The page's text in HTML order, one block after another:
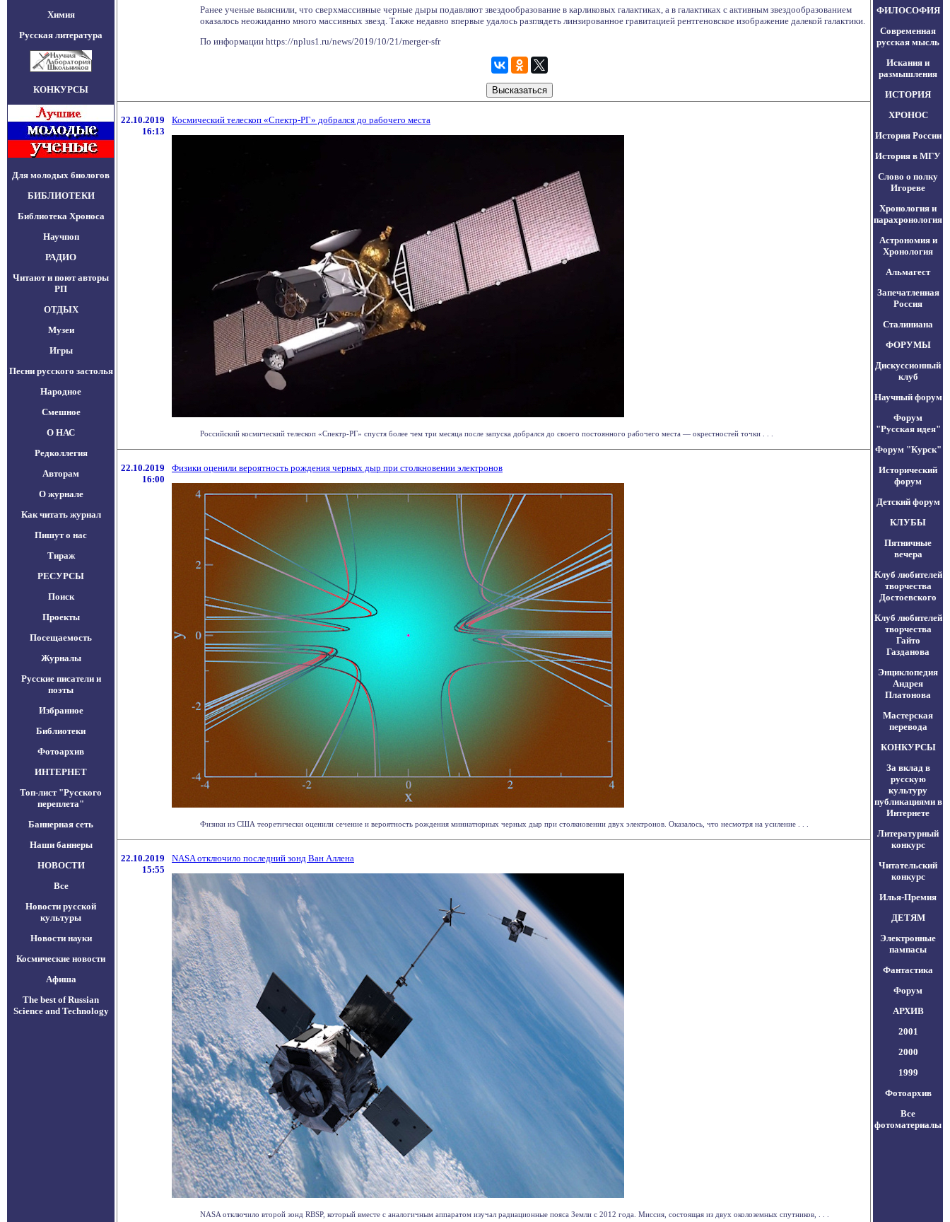
Химия
Русская литература
КОНКУРСЫ
Для молодых биологов
БИБЛИОТЕКИ
Библиотека Хроноса
Научпоп
РАДИО
Читают и поют авторы
РП
ОТДЫХ
Музеи
Игры
Песни русского застолья
Народное
Смешное
О НАС
Редколлегия
Авторам
О журнале
Как читать журнал
Пишут о нас
Тираж
РЕСУРСЫ
Поиск
Проекты
Посещаемость
Журналы
Русские писатели и
поэты
Избранное
Библиотеки
Фотоархив
ИНТЕРНЕТ
Топ-лист "Русского
переплета"
Баннерная сеть
Наши баннеры
НОВОСТИ
Все
Новости русской
культуры
Новости науки
Космические новости
Афиша
The best of Russian
Science and Technology
Ранее ученые выяснили, что сверхмассивные черные дыры подавляют звездообразование в карликовых галактиках, а в галактиках с активным звездообразованием
оказалось неожиданно много массивных звезд. Также недавно впервые удалось разглядеть линзированное гравитацией рентгеновское изображение далекой галактики.
По информации https://nplus1.ru/news/2019/10/21/merger-sfr
22.10.2019
16:13
Космический телескоп «Спектр-РГ» добрался до рабочего места
Российский космический телескоп «Спектр-РГ» спустя более чем три месяца после запуска добрался до своего постоянного рабочего места — окрестностей точки . . .
22.10.2019
16:00
Физики оценили вероятность рождения черных дыр при столкновении электронов
Физики из США теоретически оценили сечение и вероятность рождения миниатюрных черных дыр при столкновении двух электронов. Оказалось, что несмотря на усиление . . .
22.10.2019
15:55
NASA отключило последний зонд Ван Аллена
NASA отключило второй зонд RBSP, который вместе с аналогичным аппаратом изучал радиационные пояса Земли с 2012 года. Миссия, состоящая из двух околоземных спутников, . . .
ФИЛОСОФИЯ
Современная
русская мысль
Искания и
размышления
ИСТОРИЯ
ХРОНОС
История России
История в МГУ
Слово о полку
Игореве
Хронология и
парахронология
Астрономия и
Хронология
Альмагест
Запечатленная
Россия
Сталиниана
ФОРУМЫ
Дискуссионный
клуб
Научный форум
Форум
"Русская идея"
Форум "Курск"
Исторический
форум
Детский форум
КЛУБЫ
Пятничные
вечера
Клуб любителей
творчества
Достоевского
Клуб любителей
творчества
Гайто
Газданова
Энциклопедия
Андрея
Платонова
Мастерская
перевода
КОНКУРСЫ
За вклад в
русскую
культуру
публикациями в
Интернете
Литературный
конкурс
Читательский
конкурс
Илья-Премия
ДЕТЯМ
Электронные
пампасы
Фантастика
Форум
АРХИВ
2001
2000
1999
Фотоархив
Все
фотоматериалы